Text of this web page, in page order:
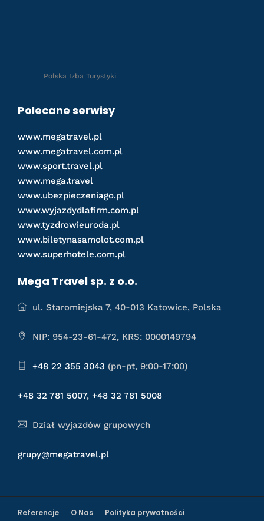
Polska Izba Turystyki
Polecane serwisy
www.megatravel.pl
www.megatravel.com.pl
www.sport.travel.pl
www.mega.travel
www.ubezpieczeniago.pl
www.wyjazdydlafirm.com.pl
www.tyzdrowieuroda.pl
www.biletynasamolot.com.pl
www.superhotele.com.pl
Mega Travel sp. z o.o.
ul. Staromiejska 7, 40-013 Katowice, Polska
NIP: 954-23-61-472, KRS: 0000149794
+48 22 355 3043 (pn-pt, 9:00-17:00)
+48 32 781 5007, +48 32 781 5008
Dział wyjazdów grupowych
grupy@megatravel.pl
Referencje O Nas
Polityka prywatności